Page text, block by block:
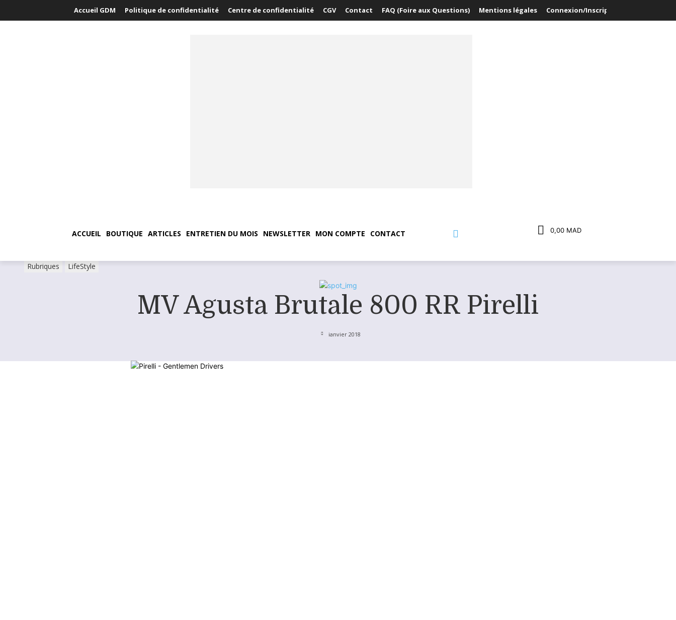
Accueil GDM Politique de confidentialité Centre de confidentialité CGV Contact FAQ (Foire aux Questions) Mentions légales Connexion/Inscription
ACCUEIL BOUTIQUE ARTICLES ENTRETIEN DU MOIS NEWSLETTER MON COMPTE CONTACT 0,00 MAD
Rubriques LifeStyle
MV Agusta Brutale 800 RR Pirelli
janvier 2018